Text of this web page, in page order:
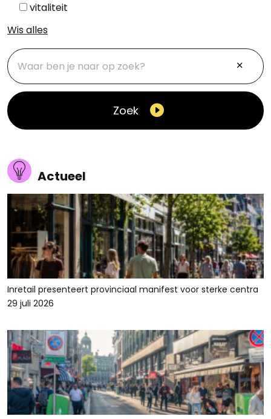
vitaliteit
Wis alles
Zoek
Actueel
Inretail presenteert provinciaal manifest voor sterke centra
29 juli 2026